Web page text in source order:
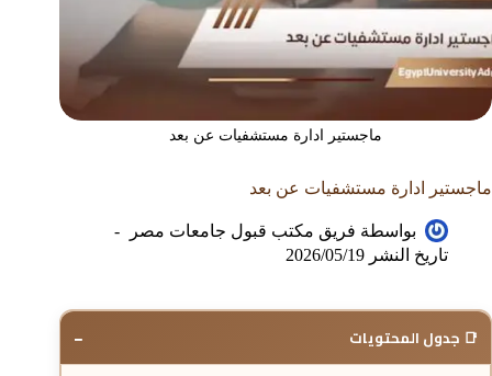
ماجستير ادارة مستشفيات عن بعد
ماجستير ادارة مستشفيات عن بعد
بواسطة فريق مكتب قبول جامعات مصر
تاريخ النشر 2026/05/19
📑 جدول المحتويات −